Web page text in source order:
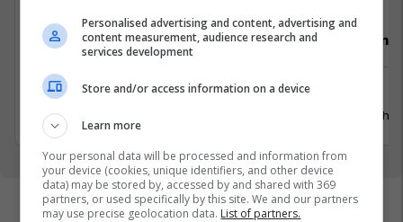
Video Editor (3 pozita)
Prishtinë
20 Korrik 2026
Punëtor në
20 Gusht
Personalised advertising and content, advertising and
content measurement, audience research and
services development
Store and/or access information on a device
Learn more
Your personal data will be processed and information from
your device (cookies, unique identifiers, and other device
data) may be stored by, accessed by and shared with 369
partners, or used specifically by this site. We and our partners
may use precise geolocation data. List of partners.